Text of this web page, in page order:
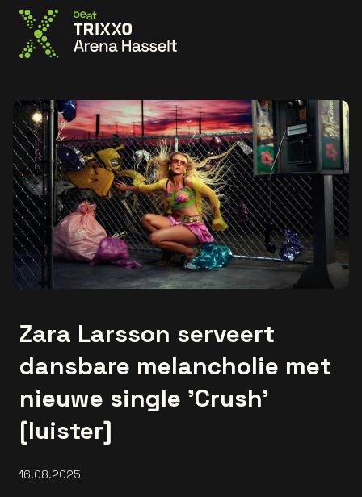
Zara Larsson serveert
dansbare melancholie met
nieuwe single 'Crush'
[luister]
16.08.2025